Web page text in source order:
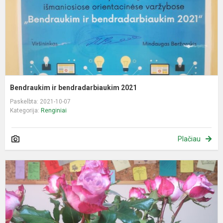
Bendraukim ir bendradarbiaukim 2021
Paskelbta: 2021-10-07
Kategorija: Renginiai
Plačiau